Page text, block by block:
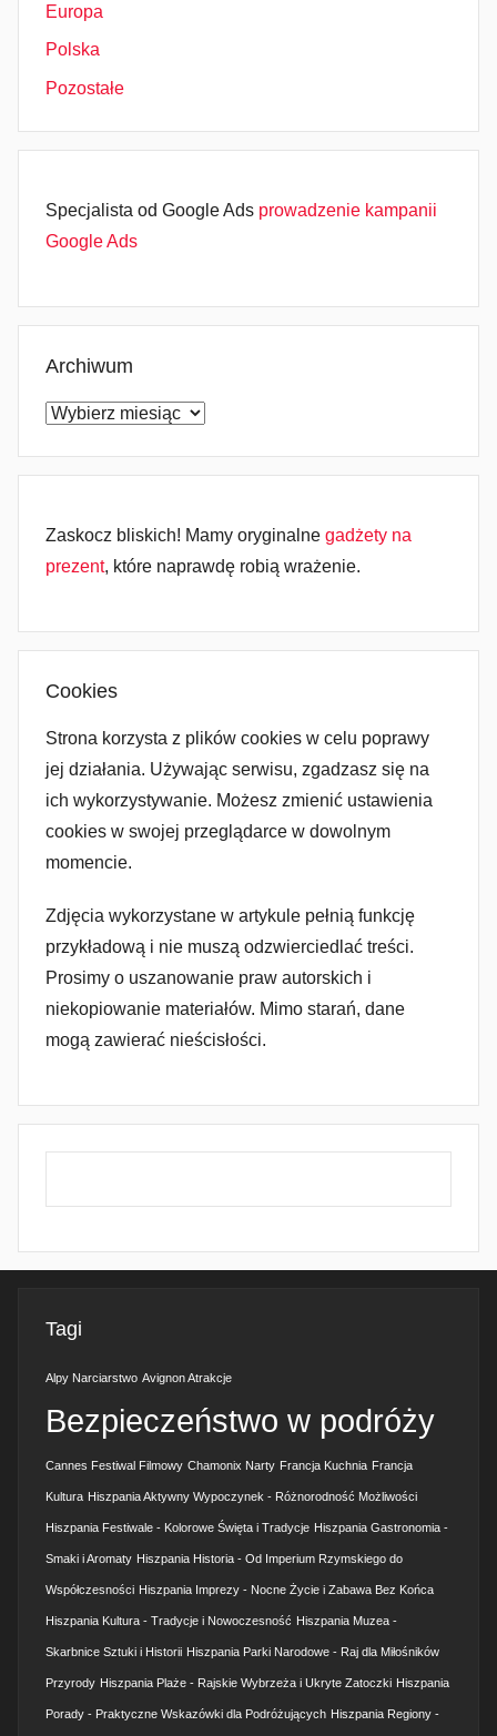
Europa
Polska
Pozostałe
Specjalista od Google Ads prowadzenie kampanii
Google Ads
Archiwum
Archiwum
Zaskocz bliskich! Mamy oryginalne gadżety na
prezent, które naprawdę robią wrażenie.
Cookies
Strona korzysta z plików cookies w celu poprawy
jej działania. Używając serwisu, zgadzasz się na
ich wykorzystywanie. Możesz zmienić ustawienia
cookies w swojej przeglądarce w dowolnym
momencie.
Zdjęcia wykorzystane w artykule pełnią funkcję
przykładową i nie muszą odzwierciedlać treści.
Prosimy o uszanowanie praw autorskich i
niekopiowanie materiałów. Mimo starań, dane
mogą zawierać nieścisłości.
Tagi
Alpy Narciarstwo Avignon Atrakcje
Bezpieczeństwo w podróży
Cannes Festiwal Filmowy Chamonix Narty Francja Kuchnia Francja
Kultura Hiszpania Aktywny Wypoczynek - Różnorodność Możliwości
Hiszpania Festiwale - Kolorowe Święta i Tradycje Hiszpania Gastronomia -
Smaki i Aromaty Hiszpania Historia - Od Imperium Rzymskiego do
Współczesności Hiszpania Imprezy - Nocne Życie i Zabawa Bez Końca
Hiszpania Kultura - Tradycje i Nowoczesność Hiszpania Muzea -
Skarbnice Sztuki i Historii Hiszpania Parki Narodowe - Raj dla Miłośników
Przyrody Hiszpania Plaże - Rajskie Wybrzeża i Ukryte Zatoczki Hiszpania
Porady - Praktyczne Wskazówki dla Podróżujących Hiszpania Regiony -